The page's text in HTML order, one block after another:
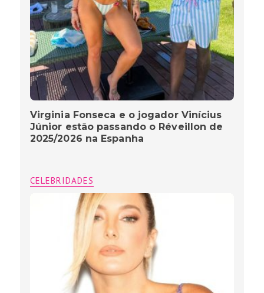
Virginia Fonseca e o jogador Vinícius
Júnior estão passando o Réveillon de
2025/2026 na Espanha
CELEBRIDADES